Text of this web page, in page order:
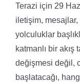
Terazi için 29
iletişim, mesajlar,
yolculuklar
katmanlı bir akış
değişmesi değil,
başlatacağı,